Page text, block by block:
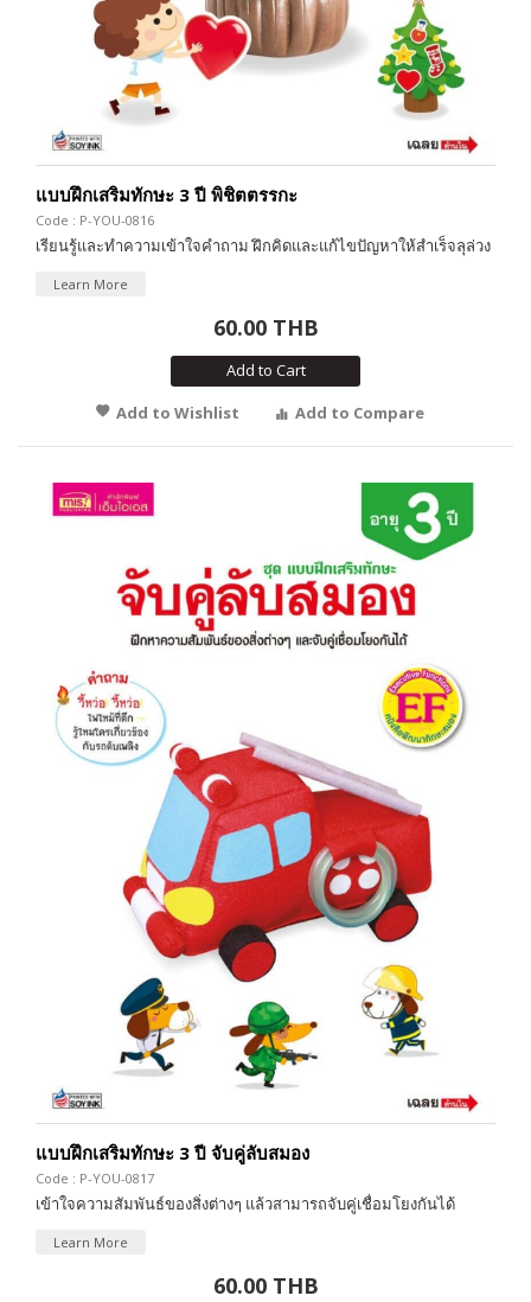
แบบฝึกเสริมทักษะ 3 ปี พิชิตตรรกะ
Code : P-YOU-0816
เรียนรู้และทำความเข้าใจคำถาม ฝึกคิดและแก้ไขปัญหาให้สำเร็จลุล่วง
Learn More
60.00 THB
Add to Cart
Add to Wishlist
Add to Compare
แบบฝึกเสริมทักษะ 3 ปี จับคู่ลับสมอง
Code : P-YOU-0817
เข้าใจความสัมพันธ์ของสิ่งต่างๆ แล้วสามารถจับคู่เชื่อมโยงกันได้
Learn More
60.00 THB